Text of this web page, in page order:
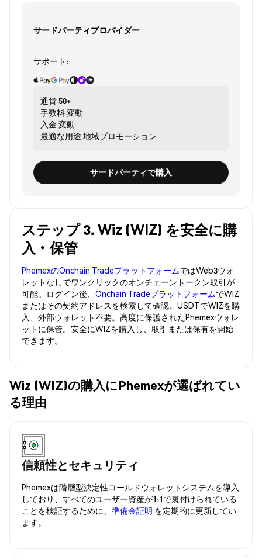
サードパーティプロバイダー
サポート:
通貨 50+
手数料変動
入金 変動
最適な用途 地域プロモーション
サードパーティで購入
ステップ 3. Wiz (WIZ) を安全に購
入・保管
PhemexのOnchain TradeプラットフォームではWeb3ウォ
レットなしでワンクリックのオンチェーントークン取引が
可能。ログイン後、 Onchain TradeプラットフォームでWIZ
またはその契約アドレスを検索して確認。USDTでWIZを購
入、外部ウォレット不要。高度に保護されたPhemexウォレ
ットに保管。安全にWIZを購入し、取引または保有を開始
できます。
Wiz (WIZ)の購入にPhemexが選ばれてい
る理由
信頼性とセキュリティ
Phemexは階層型決定性コールドウォレットシステムを導入
しており、すべてのユーザー資産が1:1で裏付けられている
ことを検証するために、 準備金証明 を定期的に更新してい
ます。